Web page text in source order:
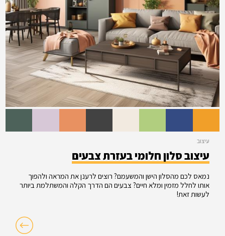
עיצוב
עיצוב סלון חלומי בעזרת צבעים
נמאס לכם מהסלון הישן והמשעמם? רוצים לרענן את המראה ולהפוך
אותו לחלל מזמין ומלא חיים? צבעים הם הדרך הקלה והמשתלמת ביותר
לעשות זאת!